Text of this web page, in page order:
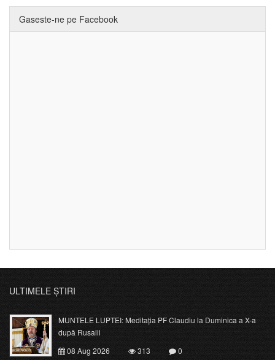
Gaseste-ne pe Facebook
ULTIMELE ȘTIRI
MUNTELE LUPTEI: Meditația PF Claudiu la Duminica a X-a
după Rusalii
08 Aug 2026
313
0